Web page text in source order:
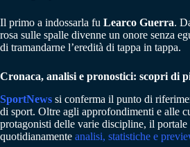
Il primo a indossarla fu Learco Guerra.
rosa sulle spalle divenne un onore senza
di tramandarne l’eredità di tappa in tappa.
Cronaca, analisi e pronostici: scopri di
SportNews si conferma il punto di
di sport. Oltre agli approfondimenti e alle
protagonisti delle varie discipline, il
quotidianamente analisi, statistiche e